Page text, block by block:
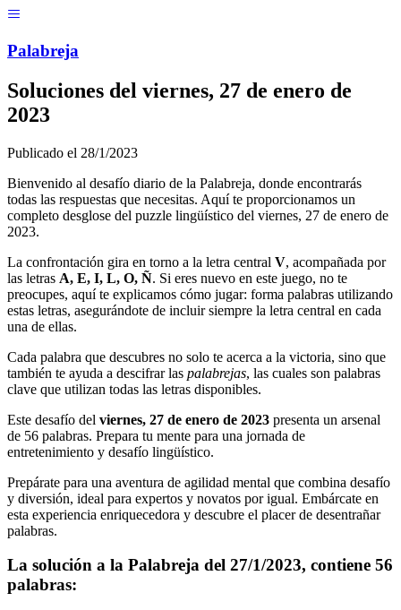
Palabreja
Soluciones del viernes, 27 de enero de
2023
Publicado el 28/1/2023
Bienvenido al desafío diario de la Palabreja, donde encontrarás
todas las respuestas que necesitas. Aquí te proporcionamos un
completo desglose del puzzle lingüístico del viernes, 27 de enero de
2023.
La confrontación gira en torno a la letra central V, acompañada por
las letras A, E, I, L, O, Ñ. Si eres nuevo en este juego, no te
preocupes, aquí te explicamos cómo jugar: forma palabras utilizando
estas letras, asegurándote de incluir siempre la letra central en cada
una de ellas.
Cada palabra que descubres no solo te acerca a la victoria, sino que
también te ayuda a descifrar las palabrejas, las cuales son palabras
clave que utilizan todas las letras disponibles.
Este desafío del viernes, 27 de enero de 2023 presenta un arsenal
de 56 palabras. Prepara tu mente para una jornada de
entretenimiento y desafío lingüístico.
Prepárate para una aventura de agilidad mental que combina desafío
y diversión, ideal para expertos y novatos por igual. Embárcate en
esta experiencia enriquecedora y descubre el placer de desentrañar
palabras.
La solución a la Palabreja del 27/1/2023, contiene 56
palabras: